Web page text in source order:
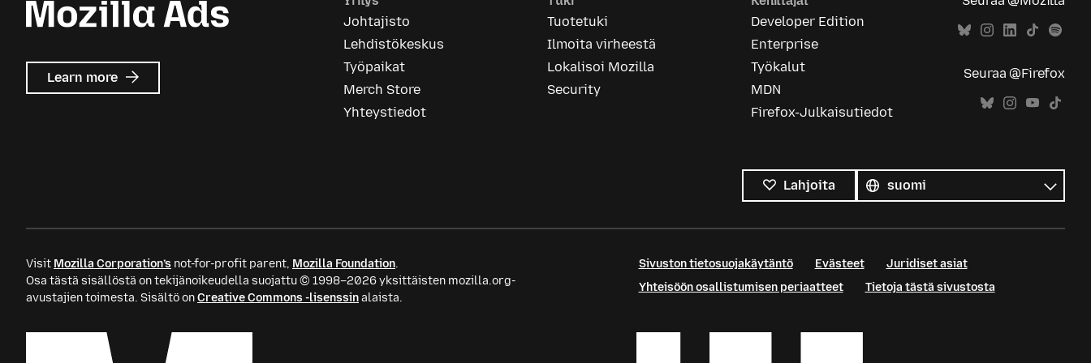
Learn more about
Mozilla
Johtajisto
Lehdistökeskus
Työpaikat
Merch Store
Yhteystiedot
Tuotetuki
Ilmoita virheestä
Lokalisoi Mozilla
Security
Developer Edition
Enterprise
Työkalut
MDN
Firefox-Julkaisutiedot
Seuraa @Firefox
Lahjoita
kielet
Kieli
Visit Mozilla Corporation’s not-for-profit parent, Mozilla Foundation.
Osa tästä sisällöstä on tekijänoikeudella suojattu © 1998–2026 yksittäisten mozilla.org-
avustajien toimesta. Sisältö onCreative Commons -lisenssinalaista.
Sivuston tietosuojakäytäntö Evästeet
Juridiset asiat
Yhteisöön osallistumisen periaatteet
Tietoja tästä sivustosta